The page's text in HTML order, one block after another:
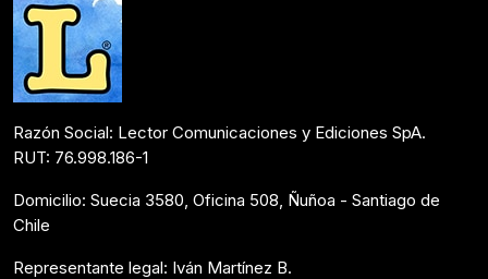
Razón Social: Lector Comunicaciones y Ediciones SpA.
RUT: 76.998.186-1
Domicilio: Suecia 3580, Oficina 508, Ñuñoa - Santiago de
Chile
Representante legal: Iván Martínez B.